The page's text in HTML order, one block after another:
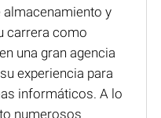
y
carrera como
una gran agencia
experiencia para
informáticos. A lo
numerosos